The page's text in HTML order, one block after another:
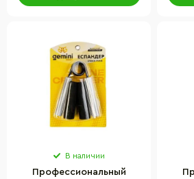
В наличии
Профессиональный